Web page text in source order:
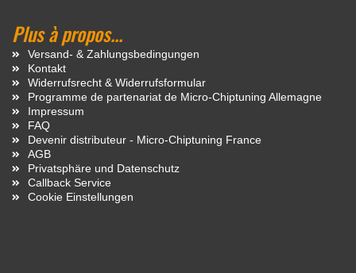
Plus à propos...
Versand- & Zahlungsbedingungen
Kontakt
Widerrufsrecht & Widerrufsformular
Programme de partenariat de Micro-Chiptuning Allemagne
Impressum
FAQ
Devenir distributeur - Micro-Chiptuning France
AGB
Privatsphäre und Datenschutz
Callback Service
Cookie Einstellungen